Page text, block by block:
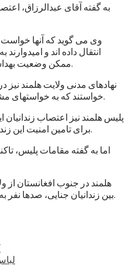
به گفته آقای عبدالرزاق،
وی می گوید که آنها خواست
انتقال داده اند و
ممکن وضعیت بهداشتی شماری از زندانیان خراب شود.
نهادهای مدنی ولایت هلمند
خواستند که به خواستهای مشروع زندانیان پاسخ مثبت داده شود.
پلیس هلمند نیز اعتصاب زندانیان
برای تامین امنیت این زندان، شمار بیشتری نیرو فرستاده اند.
اما به گفته مقامات پلیس،
هلمند در جنوب افغانستان از
بین زندانیان جنایی، صدها نفر به اتهام شورشگری نیز زندانی هستند.